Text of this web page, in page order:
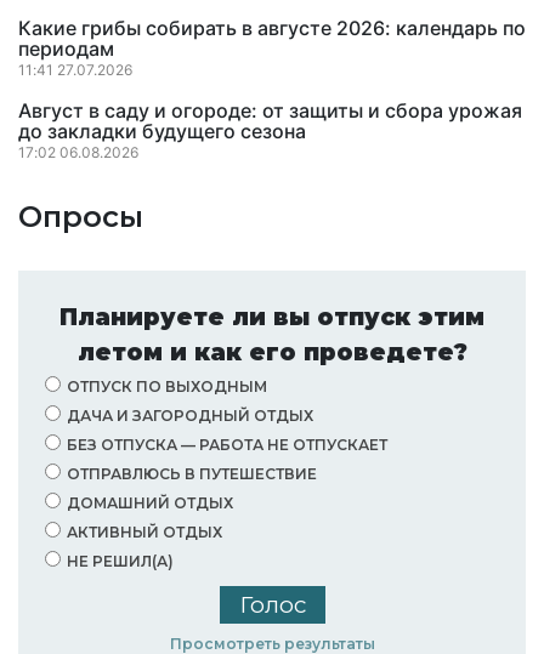
Какие грибы собирать в августе 2026: календарь по
периодам
11:41 27.07.2026
Август в саду и огороде: от защиты и сбора урожая
до закладки будущего сезона
17:02 06.08.2026
Опросы
Планируете ли вы отпуск этим
летом и как его проведете?
ОТПУСК ПО ВЫХОДНЫМ
ДАЧА И ЗАГОРОДНЫЙ ОТДЫХ
БЕЗ ОТПУСКА — РАБОТА НЕ ОТПУСКАЕТ
ОТПРАВЛЮСЬ В ПУТЕШЕСТВИЕ
ДОМАШНИЙ ОТДЫХ
АКТИВНЫЙ ОТДЫХ
НЕ РЕШИЛ(А)
Просмотреть результаты